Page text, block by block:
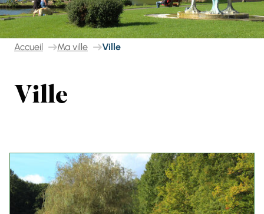
Accueil Ma ville Ville
Ville